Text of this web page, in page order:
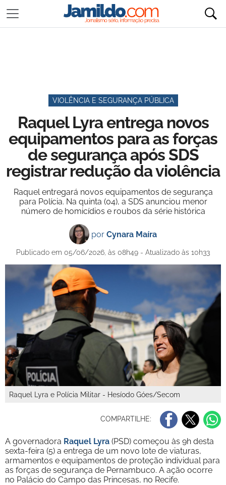
VIOLÊNCIA E SEGURANÇA PÚBLICA
Raquel Lyra entrega novos
equipamentos para as forças
de segurança após SDS
registrar redução da violência
Raquel entregará novos equipamentos de segurança
para Polícia. Na quinta (04), a SDS anunciou menor
número de homicídios e roubos da série histórica
por Cynara Maíra
Publicado em 05/06/2026, às 08h49 - Atualizado às 10h33
Raquel Lyra e Polícia Militar - Hesíodo Góes/Secom
COMPARTILHE:
A governadora Raquel Lyra (PSD) começou às 9h desta
sexta-feira (5) a entrega de um novo lote de viaturas,
armamentos e equipamentos de proteção individual para
as forças de segurança de Pernambuco. A ação ocorre
no Palácio do Campo das Princesas, no Recife.